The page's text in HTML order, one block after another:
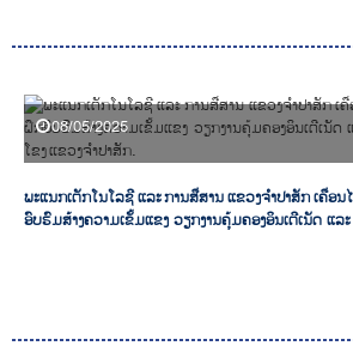
08/05/2025
ພະແນກເຕັກໂນໂລຊີ ແລະ ການສື່ສານ ແຂວງຈຳປາສັກ ເຄື່ອ
ອົບຮົມສ້າງຄວາມເຂັ້ມແຂງ ວຽກງານຄຸ້ມຄອງອິນເຕີເນັດ ແລ